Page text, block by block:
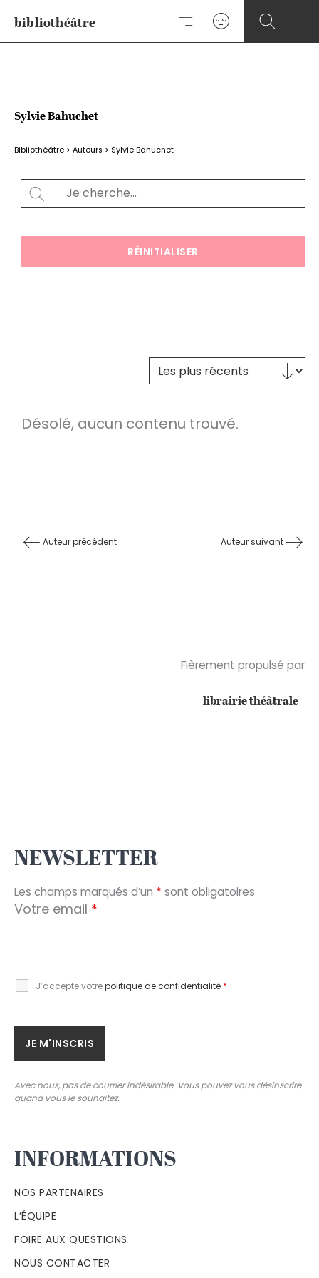
contenu
bibliothéâtre
Sylvie Bahuchet
Bibliothéâtre > Auteurs > Sylvie Bahuchet
SEARCH
Rechercher
RÉINITIALISER
TRI DES TEXTES
Trier le contenu
Désolé, aucun contenu trouvé.
Auteur précédent Auteur suivant
Fièrement propulsé par
librairie théâtrale
NEWSLETTER
Les champs marqués d’un * sont obligatoires
Votre email *
J’accepte votrepolitique de confidentialité *
Avec nous, pas de courrier indésirable. Vous pouvez vous désinscrire
quand vous le souhaitez.
INFORMATIONS
NOS PARTENAIRES
L’ÉQUIPE
FOIRE AUX QUESTIONS
NOUS CONTACTER